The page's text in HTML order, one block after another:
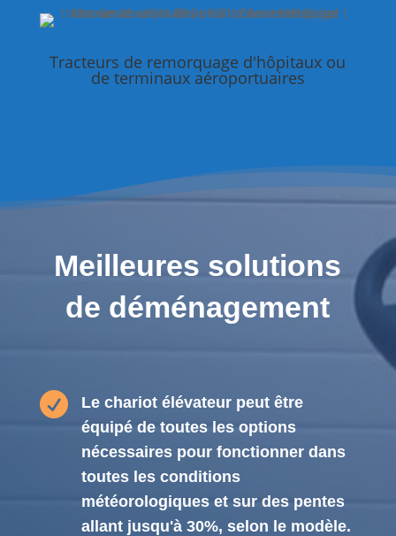
Tracteurs de remorquage d'hôpitaux ou
de terminaux aéroportuaires
Meilleures solutions
de déménagement

Le chariot élévateur peut être
équipé de toutes les options
nécessaires pour fonctionner dans
toutes les conditions
météorologiques et sur des pentes
allant jusqu'à 30%, selon le modèle.